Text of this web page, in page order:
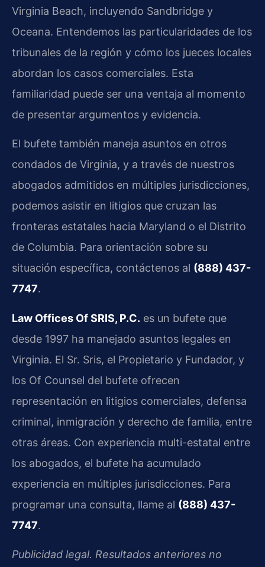
Virginia Beach, incluyendo Sandbridge y
Oceana. Entendemos las particularidades de los
tribunales de la región y cómo los jueces locales
abordan los casos comerciales. Esta
familiaridad puede ser una ventaja al momento
de presentar argumentos y evidencia.
El bufete también maneja asuntos en otros
condados de Virginia, y a través de nuestros
abogados admitidos en múltiples jurisdicciones,
podemos asistir en litigios que cruzan las
fronteras estatales hacia Maryland o el Distrito
de Columbia. Para orientación sobre su
situación específica, contáctenos al (888) 437-
7747.
Law Offices Of SRIS, P.C. es un bufete que
desde 1997 ha manejado asuntos legales en
Virginia. El Sr. Sris, el Propietario y Fundador, y
los Of Counsel del bufete ofrecen
representación en litigios comerciales, defensa
criminal, inmigración y derecho de familia, entre
otras áreas. Con experiencia multi-estatal entre
los abogados, el bufete ha acumulado
experiencia en múltiples jurisdicciones. Para
programar una consulta, llame al (888) 437-
7747.
Publicidad legal. Resultados anteriores no